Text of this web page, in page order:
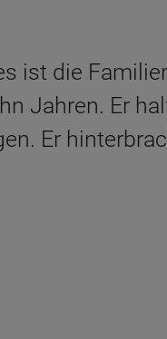
ist die
Jahren. Er
Er